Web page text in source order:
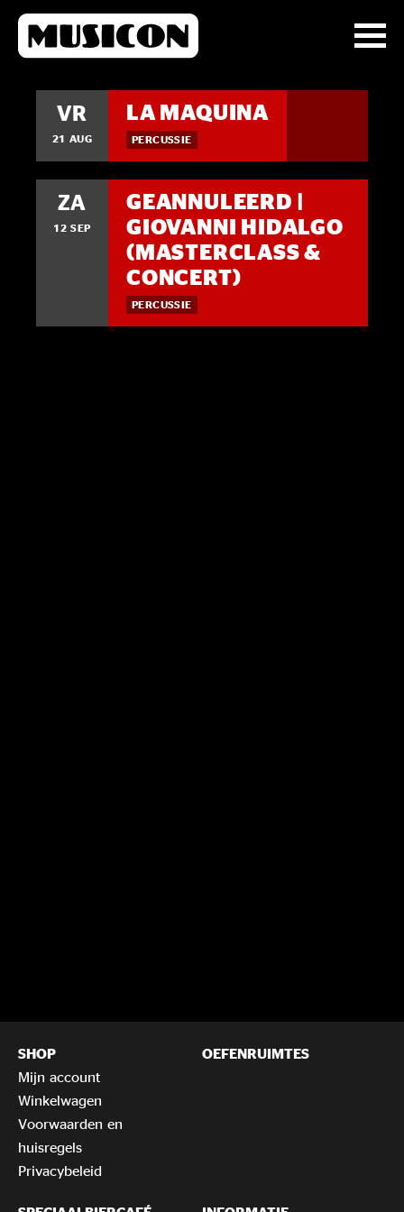
VR
21 AUG
LA MAQUINA
PERCUSSIE
ZA
12 SEP
GEANNULEERD |
GIOVANNI HIDALGO
(MASTERCLASS &
CONCERT)
PERCUSSIE
SHOP
Mijn account
Winkelwagen
Voorwaarden en
huisregels
Privacybeleid
OEFENRUIMTES